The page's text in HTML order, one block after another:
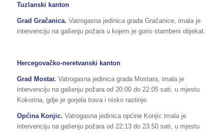
Tuzlanski kanton
Grad Gračanica. Vatrogasna jedinica grada Gračanice, imala je
intervenciju na gašenju požara u kojem je gorio stambeni objekat.
Hercegovačko-neretvanski kanton
Grad Mostar. Vatrogasna jedinica grada Mostara, imala je
intervenciju na gašenju požara od 20:00 do 22:05 sati, u mjestu
Kokorina, gdje je gorjela trava i nisko rastinje.
Općina Konjic. Vatrogasna jedinica općine Konjic imala je
intervenciju na gašenju požara od 22:13 do 23:50 sati, u mjestu